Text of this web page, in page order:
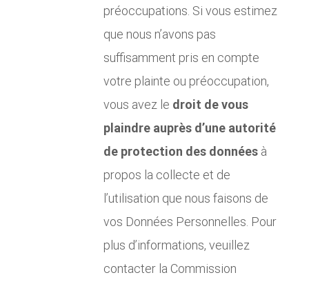
préoccupations. Si vous estimez
que nous n’avons pas
suffisamment pris en compte
votre plainte ou préoccupation,
vous avez le droit de vous
plaindre auprès d’une autorité
de protection des données à
propos la collecte et de
l’utilisation que nous faisons de
vos Données Personnelles. Pour
plus d’informations, veuillez
contacter la Commission